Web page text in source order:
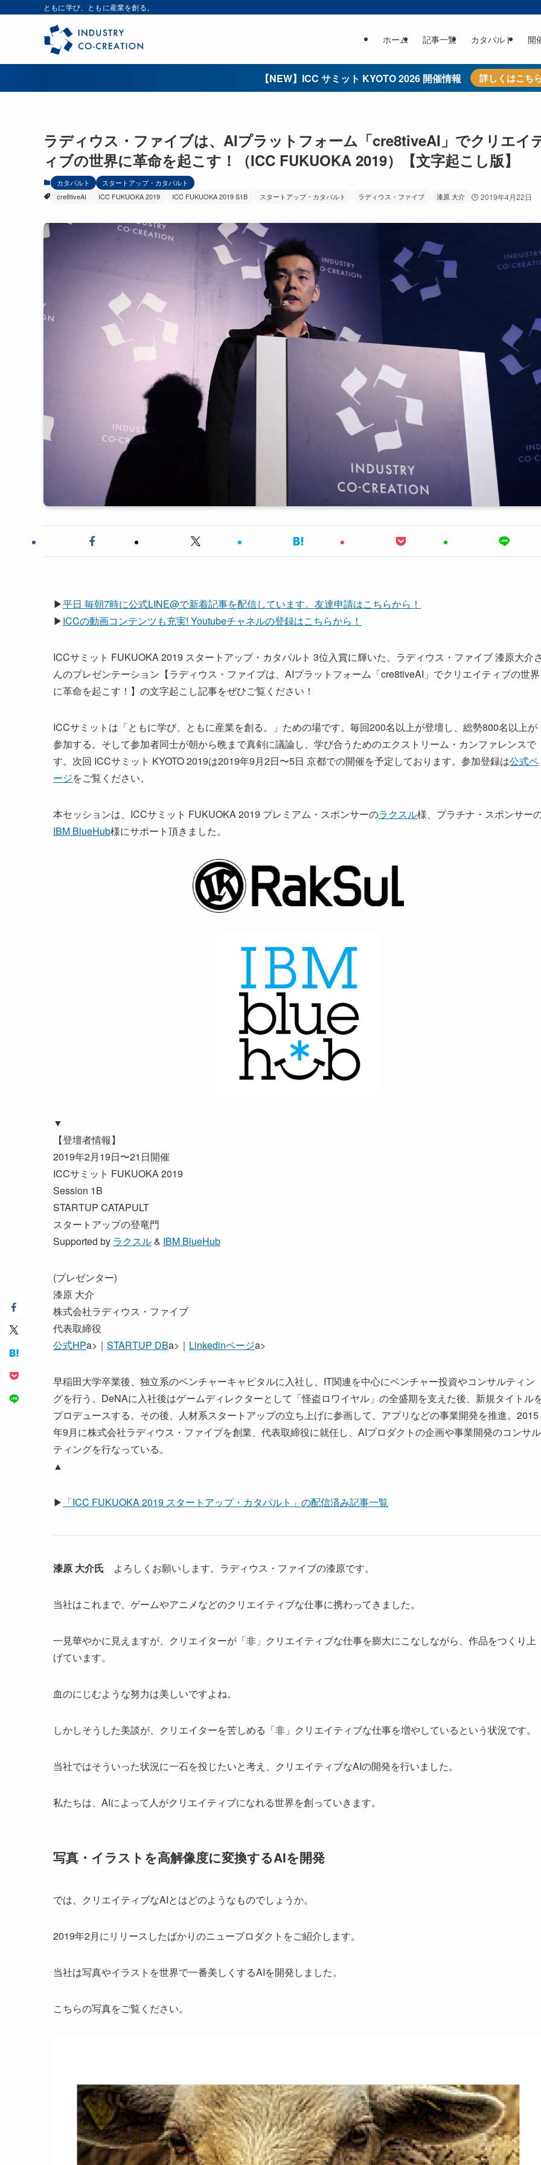
ともに学び、ともに産業を創る。
ホーム 記事一覧 カタパルト 開
【NEW】ICC サミット KYOTO 2026 開催情報 詳しくはこち
ラディウス・ファイブは、AIプラットフォーム「cre8tiveAI」でクリエイ
ィブの世界に革命を起こす！（ICC FUKUOKA 2019）【文字起こし版】
カタパルト
スタートアップ・カタパルト
cre8tiveAI
ICC FUKUOKA 2019 ICC FUKUOKA 2019 S1B スタートアップ・カタパルト ラディウス・ファイブ 漆原 大介 2019年4月22日
▶平日 毎朝7時に公式LINE@で新着記事を配信しています。友達申請はこちらから！
▶ICCの動画コンテンツも充実! Youtubeチャネルの登録はこちらから！
ICCサミット FUKUOKA 2019 スタートアップ・カタパルト 3位入賞に輝いた、ラディウス・ファイブ 漆原大介
んのプレゼンテーション【ラディウス・ファイブは、AIプラットフォーム「cre8tiveAI」でクリエイティブの世界
に革命を起こす！】の文字起こし記事をぜひご覧ください！
ICCサミットは「ともに学び、ともに産業を創る。」ための場です。毎回200名以上が登壇し、総勢800名以上が
参加する。そして参加者同士が朝から晩まで真剣に議論し、学び合うためのエクストリーム・カンファレンスで
す。次回 ICCサミット KYOTO 2019は2019年9月2日〜5日 京都での開催を予定しております。参加登録は公式ペ
ージをご覧ください。
本セッションは、ICCサミット FUKUOKA 2019 プレミアム・スポンサーのラクスル様、プラチナ・スポンサー
IBM BlueHub様にサポート頂きました。
▼
【登壇者情報】
2019年2月19日〜21日開催
ICCサミット FUKUOKA 2019
Session 1B
STARTUP CATAPULT
スタートアップの登竜門
Supported by ラクスル& IBM BlueHub
(プレゼンター)
漆原 大介
株式会社ラディウス・ファイブ
代表取締役
公式HPa>｜ STARTUP DBa>｜ Linkedinページa>
早稲田大学卒業後、独立系のベンチャーキャピタルに入社し、IT関連を中心にベンチャー投資やコンサルティン
グを行う。DeNAに入社後はゲームディレクターとして「怪盗ロワイヤル」の全盛期を支えた後、新規タイトル
プロデュースする。その後、人材系スタートアップの立ち上げに参画して、アプリなどの事業開発を推進。2015
年9月に株式会社ラディウス・ファイブを創業、代表取締役に就任し、AIプロダクトの企画や事業開発のコンサル
ティングを行なっている。
▲
▶ 「ICC FUKUOKA 2019 スタートアップ・カタパルト」の配信済み記事一覧
漆原 大介氏 よろしくお願いします。ラディウス・ファイブの漆原です。
当社はこれまで、ゲームやアニメなどのクリエイティブな仕事に携わってきました。
一見華やかに見えますが、クリエイターが「非」クリエイティブな仕事を膨大にこなしながら、作品をつくり上
げています。
血のにじむような努力は美しいですよね。
しかしそうした美談が、クリエイターを苦しめる「非」クリエイティブな仕事を増やしているという状況です。
当社ではそういった状況に一石を投じたいと考え、クリエイティブなAIの開発を行いました。
私たちは、AIによって人がクリエイティブになれる世界を創っていきます。
写真・イラストを高解像度に変換するAIを開発
では、クリエイティブなAIとはどのようなものでしょうか。
2019年2月にリリースしたばかりのニュープロダクトをご紹介します。
当社は写真やイラストを世界で一番美しくするAIを開発しました。
こちらの写真をご覧ください。